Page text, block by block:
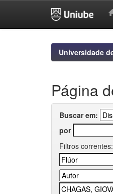
Universidade
Página
Buscar em:
por
Filtros correntes: